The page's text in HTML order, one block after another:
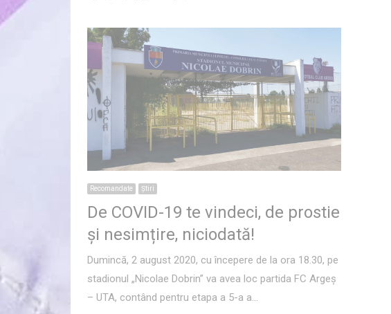
Recomandate Ştiri
De COVID-19 te vindeci, de prostie
și nesimțire, niciodată!
Dumincă, 2 august 2020, cu începere de la ora 18.30, pe
stadionul „Nicolae Dobrin” va avea loc partida FC Argeș
– UTA, contând pentru etapa a 5-a a…